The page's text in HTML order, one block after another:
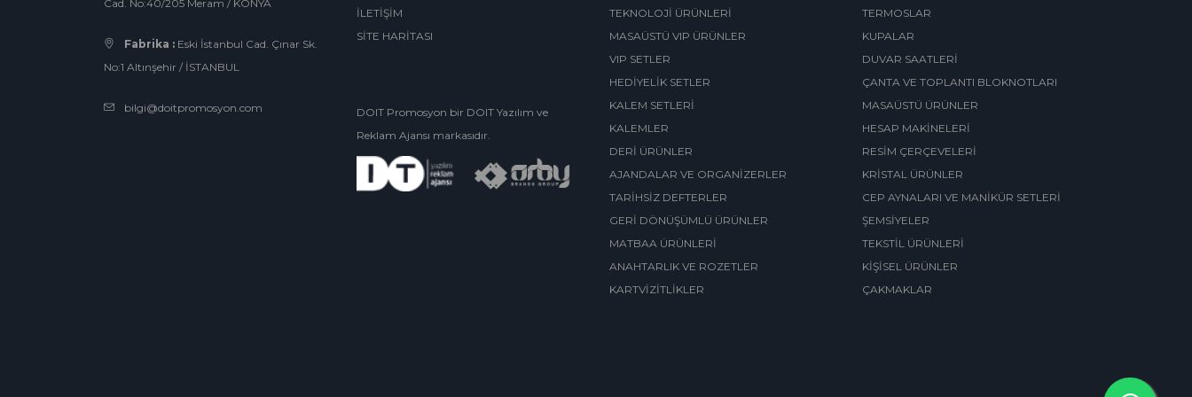
Cad. No:40/205 Meram / KONYA
Fabrika : Eski İstanbul Cad. Çınar Sk.
No:1 Altınşehir / İSTANBUL
bilgi@doitpromosyon.com
İLETİŞİM
SİTE HARİTASI
DOIT Promosyon bir DOIT Yazılım ve
Reklam Ajansı markasıdır.
TEKNOLOJİ ÜRÜNLERİ
MASAÜSTÜ VIP ÜRÜNLER
VIP SETLER
HEDİYELİK SETLER
KALEM SETLERİ
KALEMLER
DERİ ÜRÜNLER
AJANDALAR VE ORGANİZERLER
TARİHSİZ DEFTERLER
GERİ DÖNÜŞÜMLÜ ÜRÜNLER
MATBAA ÜRÜNLERİ
ANAHTARLIK VE ROZETLER
KARTVİZİTLİKLER
TERMOSLAR
KUPALAR
DUVAR SAATLERİ
ÇANTA VE TOPLANTI BLOKNOTLARI
MASAÜSTÜ ÜRÜNLER
HESAP MAKİNELERİ
RESİM ÇERÇEVELERİ
KRİSTAL ÜRÜNLER
CEP AYNALARI VE MANİKÜR SETLERİ
ŞEMSİYELER
TEKSTİL ÜRÜNLERİ
KİŞİSEL ÜRÜNLER
ÇAKMAKLAR